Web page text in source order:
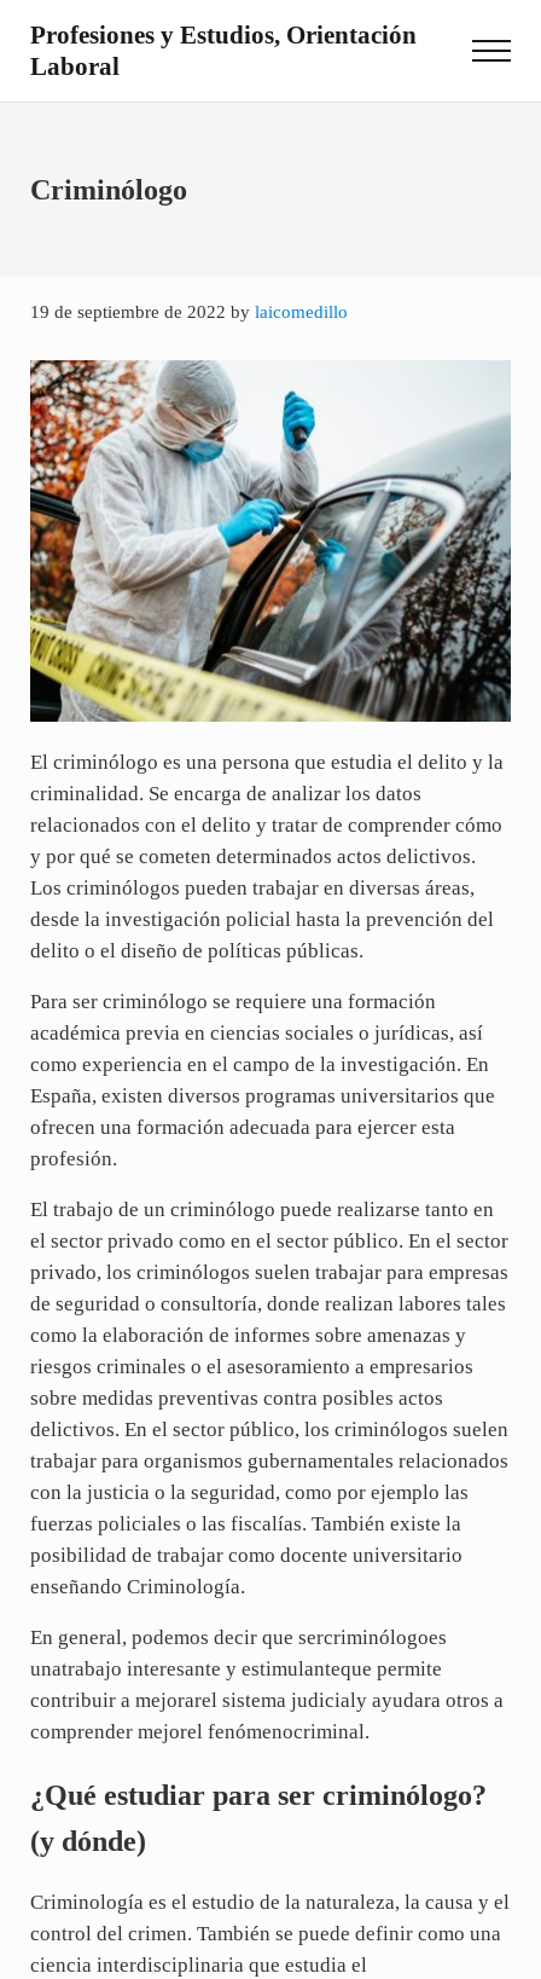
Profesiones y Estudios, Orientación
Laboral
Menu
Criminólogo
19 de septiembre de 2022 by laicomedillo
El criminólogo es una persona que estudia el delito y la
criminalidad. Se encarga de analizar los datos
relacionados con el delito y tratar de comprender cómo
y por qué se cometen determinados actos delictivos.
Los criminólogos pueden trabajar en diversas áreas,
desde la investigación policial hasta la prevención del
delito o el diseño de políticas públicas.
Para ser criminólogo se requiere una formación
académica previa en ciencias sociales o jurídicas, así
como experiencia en el campo de la investigación. En
España, existen diversos programas universitarios que
ofrecen una formación adecuada para ejercer esta
profesión.
El trabajo de un criminólogo puede realizarse tanto en
el sector privado como en el sector público. En el sector
privado, los criminólogos suelen trabajar para empresas
de seguridad o consultoría, donde realizan labores tales
como la elaboración de informes sobre amenazas y
riesgos criminales o el asesoramiento a empresarios
sobre medidas preventivas contra posibles actos
delictivos. En el sector público, los criminólogos suelen
trabajar para organismos gubernamentales relacionados
con la justicia o la seguridad, como por ejemplo las
fuerzas policiales o las fiscalías. También existe la
posibilidad de trabajar como docente universitario
enseñando Criminología.
En general, podemos decir que sercriminólogoes
unatrabajo interesante y estimulanteque permite
contribuir a mejorarel sistema judicialy ayudara otros a
comprender mejorel fenómenocriminal.
¿Qué estudiar para ser criminólogo?
(y dónde)
Criminología es el estudio de la naturaleza, la causa y el
control del crimen. También se puede definir como una
ciencia interdisciplinaria que estudia el